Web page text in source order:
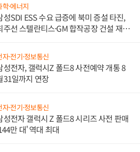
학·에너지
성SDI ESS 수요 급증에 북미 증설 타진,
주선 스텔란티스·GM 합작공장 건설 재추
자·전기·정보통신
성전자, 갤럭시Z 폴드8 사전예약 개통 8
31일까지 연장
자·전기·정보통신
성전자 갤럭시 Z 폴드8 시리즈 사전 판매
만 대' 역대 최대